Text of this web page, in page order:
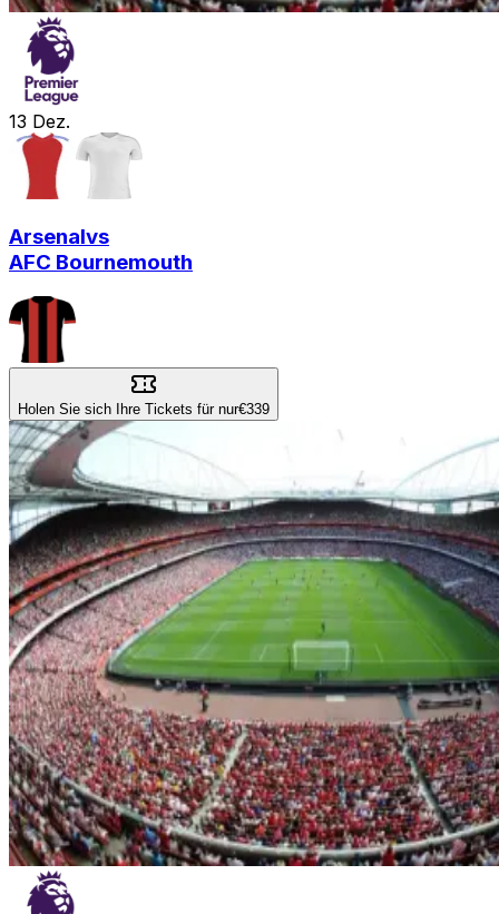
13 Dez.
Arsenalvs
AFC Bournemouth
Holen Sie sich Ihre Tickets für nur€339